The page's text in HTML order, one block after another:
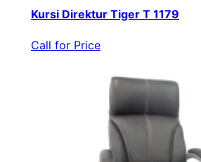
Kursi Direktur Tiger T 1179
Call for Price